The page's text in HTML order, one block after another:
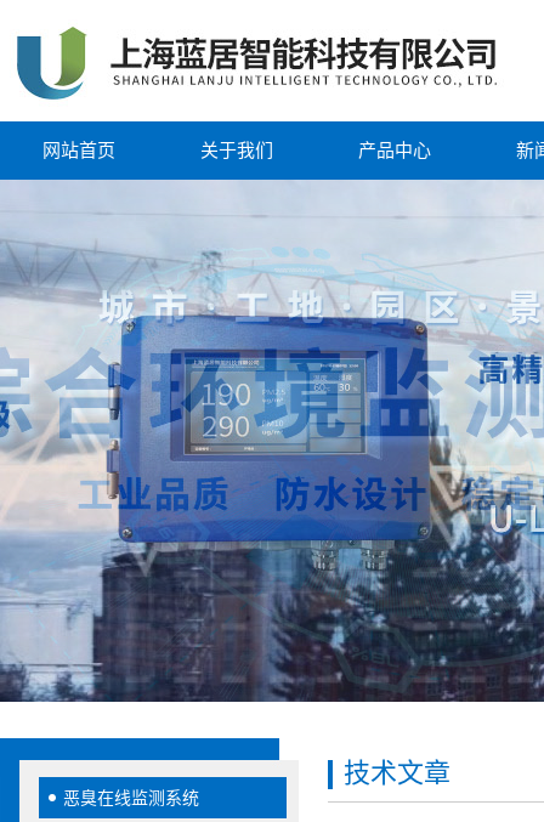
网站首页 关于我们 产品中心 新
恶臭在线监测系统
技术文章